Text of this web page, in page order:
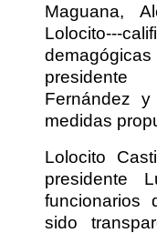
Maguana,
Lolocito---
Fernández
medidas
Lolocito
presidente
funcionarios
sido